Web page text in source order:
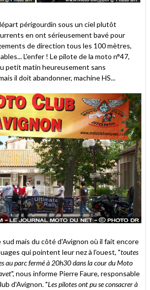
périgourdin sous un ciel plutôt
en ont sérieusement bavé pour
de direction tous les 100 mètres,
L'enfer ! Le pilote de la moto n°47,
petit matin heureusement sans
il doit abandonner, machine HS...
mais du côté d'Avignon où il fait encore
qui pointent leur nez à l'ouest, "toutes
au parc fermé à 20h30 dans la cour du Moto
", nous informe Pierre Faure, responsable
d'Avignon. "Les pilotes ont pu se consacrer à